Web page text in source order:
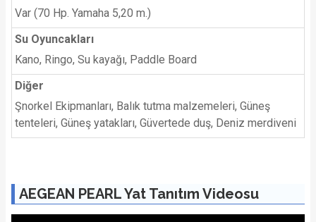
Var (70 Hp. Yamaha 5,20 m.)
Su Oyuncakları
Kano, Ringo, Su kayağı, Paddle Board
Diğer
Şnorkel Ekipmanları, Balık tutma malzemeleri, Güneş
tenteleri, Güneş yatakları, Güvertede duş, Deniz merdiveni
AEGEAN PEARL Yat Tanıtım Videosu